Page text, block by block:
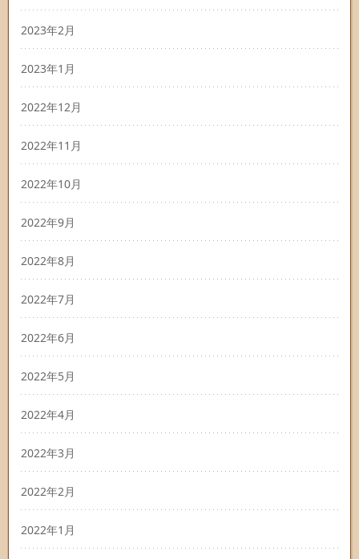
2023年2月
2023年1月
2022年12月
2022年11月
2022年10月
2022年9月
2022年8月
2022年7月
2022年6月
2022年5月
2022年4月
2022年3月
2022年2月
2022年1月